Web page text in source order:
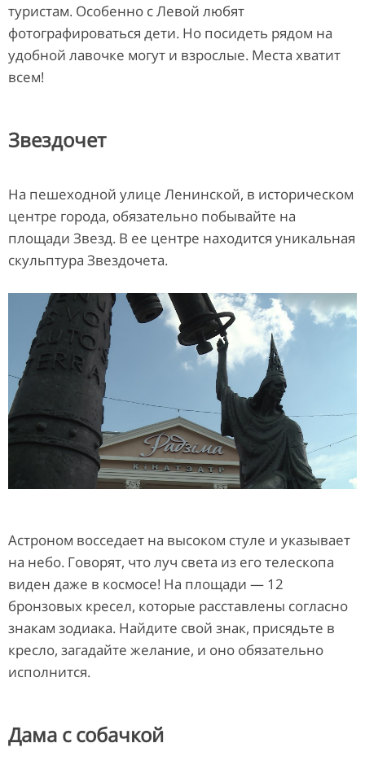
туристам. Особенно с Левой любят
фотографироваться дети. Но посидеть рядом на
удобной лавочке могут и взрослые. Места хватит
всем!
Звездочет
На пешеходной улице Ленинской, в историческом
центре города, обязательно побывайте на
площади Звезд. В ее центре находится уникальная
скульптура Звездочета.
Астроном восседает на высоком стуле и указывает
на небо. Говорят, что луч света из его телескопа
виден даже в космосе! На площади — 12
бронзовых кресел, которые расставлены согласно
знакам зодиака. Найдите свой знак, присядьте в
кресло, загадайте желание, и оно обязательно
исполнится.
Дама с собачкой